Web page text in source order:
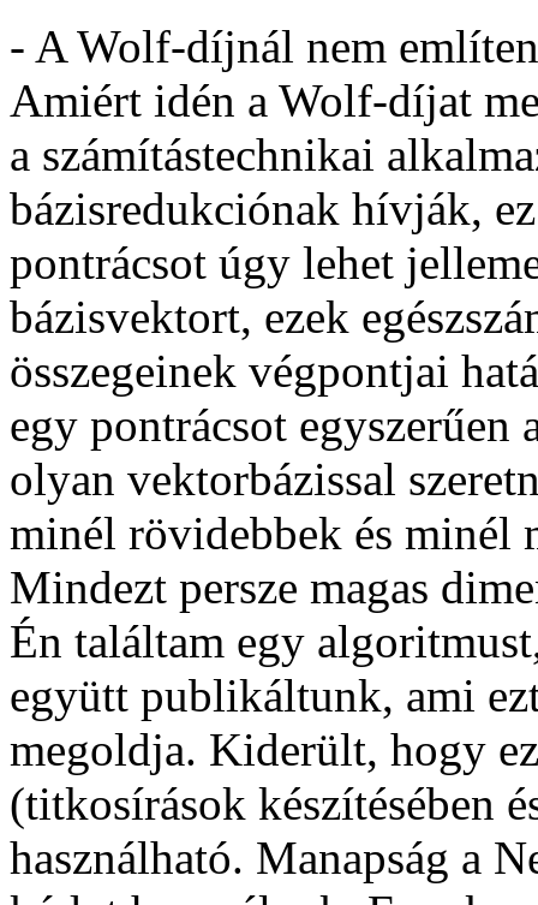
- A Wolf-díjnál nem
Amiért idén a Wolf-díjat
a számítástechnikai
bázisredukciónak hívják,
pontrácsot úgy lehet
bázisvektort, ezek
összegeinek végpontjai
egy pontrácsot
olyan vektorbázissal
minél rövidebbek és minél
Mindezt persze magas
Én találtam egy
együtt publikáltunk, ami
megoldja. Kiderült, hogy
(titkosírások készítésében
használható. Manapság a